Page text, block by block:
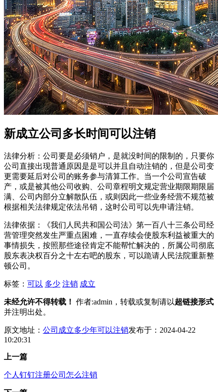
新成立公司多长时间可以注销
法律分析：公司要是必须销户，是就没时间的限制的，只要你
公司直接出现普通原因是是可以并且自动注销的，但是公司变
更需要延后对公司的账务参与清算工作。当一个公司宣告破
产，或是被其他公司收购、公司章程明文规定营业期限期限届
满、公司内部分立解散队伍，或则因此一些业务经营不规范被
根据相关法律规定依法吊销，这时公司可以先申请注销。
法律依据：《我们人民共和国公司法》第一百八十三条公司经
营管理突然发生严重点困难，一直存续会使股东利益被重大的
事情损失，按照那些途径肯定不能帮忙解决的，所属公司彻底
股东表决权百分之十左右吧的股东，可以跪请人民法院重新整
顿公司。
标签： 可以 多少 注销 成立
未经允许不得转载！ 作者:admin，转载或复制请以超链接形式
并注明出处。
原文地址： 公司成立多少年可以注销发布于：2024-04-22
10:20:31
上一篇
个人钉钉注册公司怎么注销